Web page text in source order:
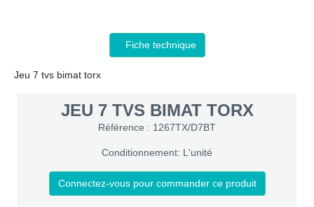
Fiche technique
Jeu 7 tvs bimat torx
JEU 7 TVS BIMAT TORX
Référence : 1267TX/D7BT
Conditionnement: L'unité
Connectez-vous pour commander ce produit